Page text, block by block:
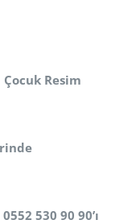
Resim
530 90 90’ı